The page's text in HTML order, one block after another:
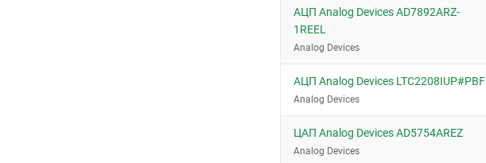
АЦП Analog Devices AD7892ARZ-
1REEL
Analog Devices
АЦП Analog Devices LTC2208IUP#PBF
Analog Devices
ЦАП Analog Devices AD5754AREZ
Analog Devices